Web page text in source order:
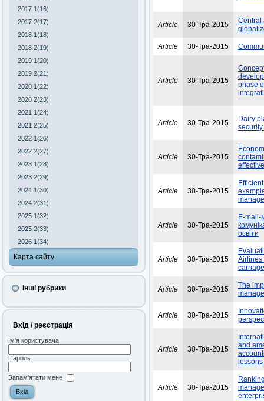
2017 1(16)
2017 2(17)
2018 1(18)
2018 2(19)
2019 1(20)
2019 2(21)
2020 1(22)
2020 2(23)
2021 1(24)
2021 2(25)
2022 1(26)
2022 2(27)
2023 1(28)
2023 2(29)
2024 1(30)
2024 2(31)
2025 1(32)
2025 2(33)
2026 1(34)
Карта сайту
Інші рубрики
Вхід / реєстрація
Ім'я користувача
Пароль
Запам'ятати мене
Article 30-Тра-2015
Central
Article 30-Тра-2015
Article 30-Тра-2015
phase
Article 30-Тра-2015
Dairy
Article 30-Тра-2015
Article 30-Тра-2015
Article 30-Тра-2015
E-mail-
освіти
Article 30-Тра-2015
Airlines
Article 30-Тра-2015
The
Article 30-Тра-2015
Article 30-Тра-2015
and
lessons
Article 30-Тра-2015